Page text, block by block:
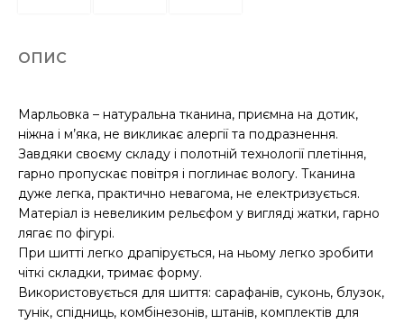
ОПИС
Марльовка – натуральна тканина, приємна на дотик,
ніжна і м’яка, не викликає алергії та подразнення.
Завдяки своєму складу і полотній технології плетіння,
гарно пропускає повітря і поглинає вологу. Тканина
дуже легка, практично невагома, не електризується.
Матеріал із невеликим рельєфом у вигляді жатки, гарно
лягає по фігурі.
При шитті легко драпірується, на ньому легко зробити
чіткі складки, тримає форму.
Використовується для шиття: сарафанів, суконь, блузок,
тунік, спідниць, комбінезонів, штанів, комплектів для